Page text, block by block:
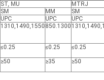
ST, MU
MTRJ
SM MM
SM
UPC UPC
UPC
1310,1490,1550 850.1300
≤0.25 ≤0.25 ≤0.25
≥50 ≥35 ≥50